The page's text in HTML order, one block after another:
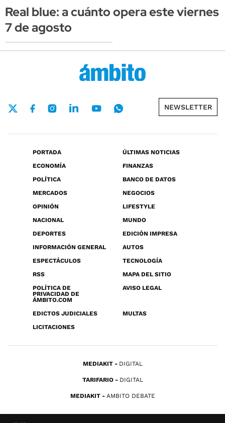
Real blue: a cuánto opera este viernes
7 de agosto
NEWSLETTER
PORTADA
ÚLTIMAS NOTICIAS
ECONOMÍA
FINANZAS
POLÍTICA
BANCO DE DATOS
MERCADOS
NEGOCIOS
OPINIÓN
LIFESTYLE
NACIONAL
MUNDO
DEPORTES
EDICIÓN IMPRESA
INFORMACIÓN GENERAL
AUTOS
ESPECTÁCULOS
TECNOLOGÍA
RSS
MAPA DEL SITIO
POLÍTICA DE
PRIVACIDAD DE
ÁMBITO.COM
AVISO LEGAL
EDICTOS JUDICIALES
MULTAS
LICITACIONES
MEDIAKIT DIGITAL
TARIFARIO DIGITAL
MEDIAKIT AMBITO DEBATE